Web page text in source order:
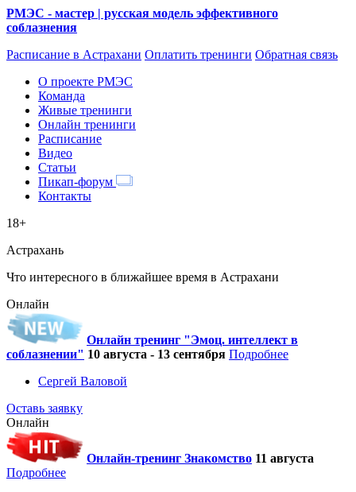
РМЭС - мастер | русская модель эффективного
соблазнения
Расписание в Астрахани Оплатить тренинги Обратная связь
О проекте РМЭС
Команда
Живые тренинги
Онлайн тренинги
Расписание
Видео
Статьи
Пикап-форум
Контакты
18+
Астрахань
Что интересного в ближайшее время в Астрахани
Онлайн
Онлайн тренинг "Эмоц. интеллект в
соблазнении" 10 августа - 13 сентября Подробнее
Сергей Валовой
Оставь заявку
Онлайн
Онлайн-тренинг Знакомство 11 августа
Подробнее